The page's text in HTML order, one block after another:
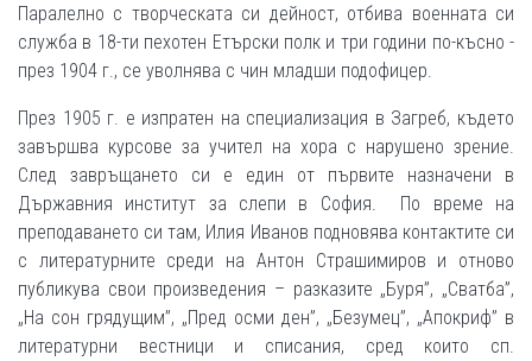
Паралелно с творческата си дейност, отбива военната си
служба в 18-ти пехотен Етърски полк и три години по-късно -
през 1904 г., се уволнява с чин младши подофицер.
През 1905 г. е изпратен на специализация в Загреб, където
завършва курсове за учител на хора с нарушено зрение.
След завръщането си е един от първите назначени в
Държавния институт за слепи в София. По време на
преподаването си там, Илия Иванов подновява контактите си
с литературните среди на Антон Страшимиров и отново
публикува свои произведения – разказите „Буря”, „Сватба”,
„На сон грядущим”, „Пред осми ден”, „Безумец”, „Апокриф” в
литературни вестници и списания, сред които сп.